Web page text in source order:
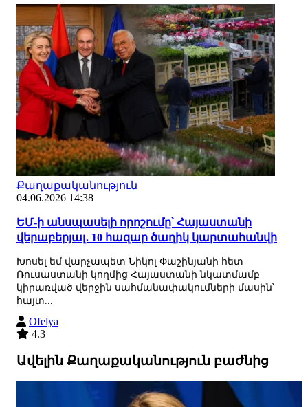
Քաղաքականություն
04.06.2026 14:38
ԵՄ-ի անսպասելի որոշումը՝ Հայաստանի
վերաբերյալ․ 10 հազար ծաղիկ կարտահանվի
Խոսել եմ վարչապետ Նիկոլ Փաշինյանի հետ
Ռուսաստանի կողմից Հայաստանի նկատմամբ
կիրառված վերջին սահմանափակումների մասին՝
հայտ...
Ofelya
4.3
Ավելին Քաղաքականություն բաժնից